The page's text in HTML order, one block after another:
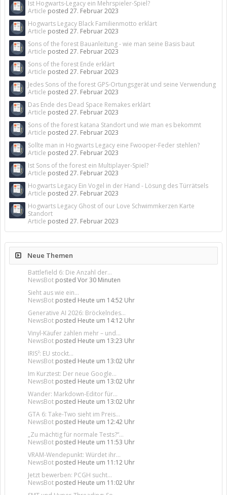
Ist Hogwarts-Legacy ein Mehrspieler-Spiel?
Article posted 27. Februar 2023
Hogwarts Legacy Black Familienmotto erklärt
Article posted 27. Februar 2023
Sons of the forest Bauanleitung - wie man seine Basis baut
Article posted 27. Februar 2023
Sons of the forest Ende erklärt
Article posted 27. Februar 2023
Jedes Sons of the forest GPS-Ortungsgerät und seine Verwendung
Article posted 27. Februar 2023
Das Ende des Dead Space Remakes erklärt
Article posted 27. Februar 2023
Sons of the forest katana Standort und wie man es bekommt
Article posted 27. Februar 2023
Sollte man in Hogwarts Legacy eine Fwooper-Feder stehlen?
Article posted 27. Februar 2023
Ist Sons of the forest ein Multiplayer-Spiel?
Article posted 27. Februar 2023
Hogwarts Legacy Ein Vogel in der Hand - Lösung des Türrätsels
Article posted 27. Februar 2023
Hogwarts Legacy Ghost of our Love Schwimmkerzen Karte
Standort
Article posted 27. Februar 2023
Neue Themen
Battlefield 6: Die Anzahl der...
NewsBot posted Vor 30 Minuten
Sieht aus wie ein...
NewsBot posted Heute um 14:52 Uhr
Generative AI 2026: Bröckelndes...
NewsBot posted Heute um 14:12 Uhr
Vinyl-Käufer zahlen mehr – und...
NewsBot posted Heute um 13:23 Uhr
IRIS²: EU stockt...
NewsBot posted Heute um 13:02 Uhr
Im Kurztest: Der neue Google...
NewsBot posted Heute um 13:02 Uhr
Wander: Markdown-Editor für...
NewsBot posted Heute um 13:02 Uhr
GTA 6: Take-Two sieht im Preis...
NewsBot posted Heute um 12:42 Uhr
„Zu mächtig für normale Tests?“...
NewsBot posted Heute um 11:53 Uhr
VRAM-Wendepunkt: Würdet ihr...
NewsBot posted Heute um 11:12 Uhr
Jetzt bewerben: PCGH sucht...
NewsBot posted Heute um 11:02 Uhr